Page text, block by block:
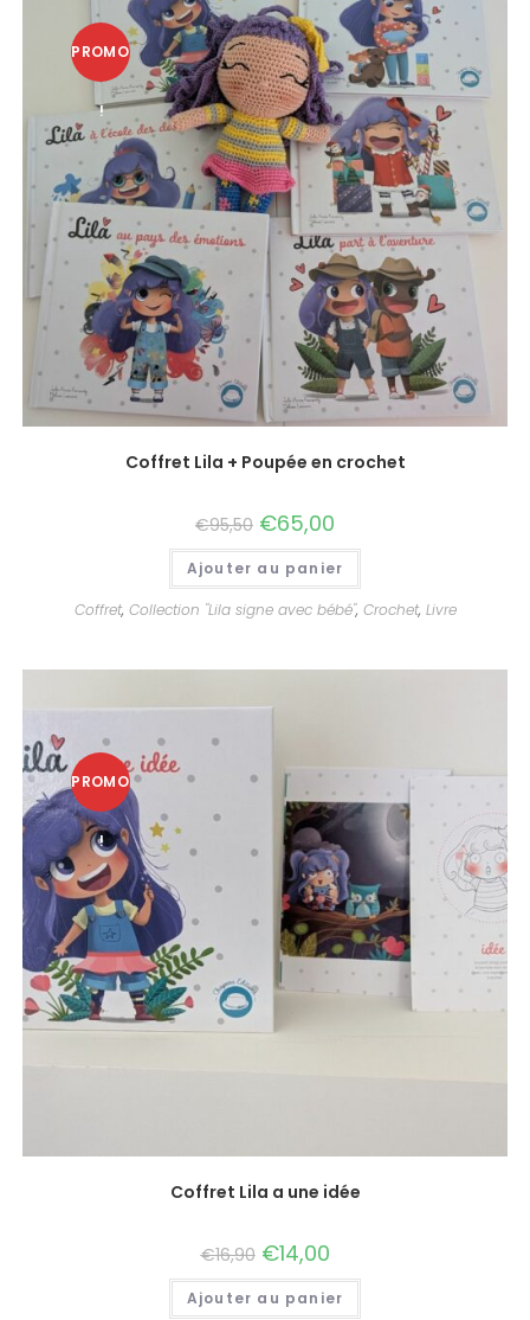
PROMO
!
Coffret Lila + Poupée en crochet
€95,50 €65,00
Ajouter au panier
Coffret, Collection "Lila signe avec bébé", Crochet, Livre
PROMO
!
Coffret Lila a une idée
€16,90 €14,00
Ajouter au panier